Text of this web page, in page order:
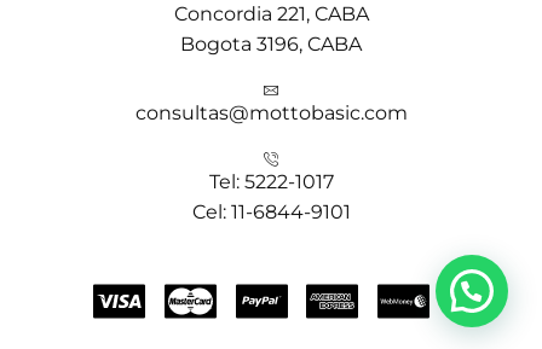
Concordia 221, CABA
Bogota 3196, CABA
consultas@mottobasic.com
Tel: 5222-1017
Cel: 11-6844-9101